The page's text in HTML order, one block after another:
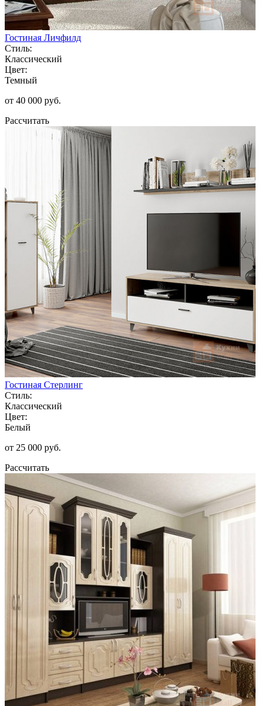
Гостиная Личфилд
Стиль:
Классический
Цвет:
Темный
от 40 000 руб.
Рассчитать
Гостиная Стерлинг
Стиль:
Классический
Цвет:
Белый
от 25 000 руб.
Рассчитать